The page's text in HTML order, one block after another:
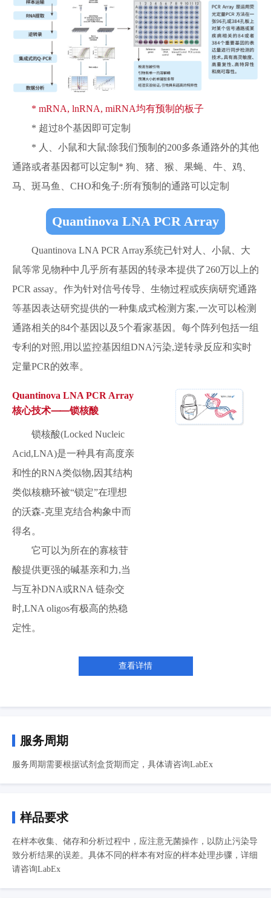
* mRNA, lnRNA, miRNA均有预制的板子
* 超过8个基因即可定制
* 人、小鼠和大鼠:除我们预制的200多条通路外的其他
通路或者基因都可以定制* 狗、猪、猴、果蝇、牛、鸡、
马、斑马鱼、CHO和兔子:所有预制的通路可以定制
Quantinova LNA PCR Array
Quantinova LNA PCR Array系统已针对人、小鼠、大
鼠等常见物种中几乎所有基因的转录本提供了260万以上的
PCR assay。作为针对信号传导、生物过程或疾病研究通路
等基因表达研究提供的一种集成式检测方案,一次可以检测
通路相关的84个基因以及5个看家基因。每个阵列包括一组
专利的对照,用以监控基因组DNA污染,逆转录反应和实时
定量PCR的效率。
Quantinova LNA PCR Array
核心技术⸺锁核酸
锁核酸(Locked Nucleic
Acid,LNA)是一种具有高度亲
和性的RNA类似物,因其结构
类似核糖环被“锁定”在理想
的沃森-克里克结合构象中而
得名。
它可以为所在的寡核苷
酸提供更强的碱基亲和力,当
与互补DNA或RNA 链杂交
时,LNA oligos有极高的热稳
定性。
查看详情
服务周期
服务周期需要根据试剂盒货期而定，具体请咨询LabEx
样品要求
在样本收集、储存和分析过程中，应注意无菌操作，以防止污染导
致分析结果的误差。具体不同的样本有对应的样本处理步骤，详细
请咨询LabEx